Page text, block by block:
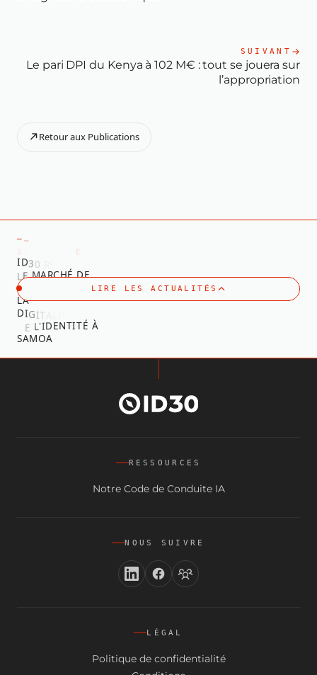
SUIVANT
Le pari DPI du Kenya à 102 M€ : tout se jouera sur
l’appropriation
Retour aux Publications
——
É
ID30
L E MARCHÉ DE
C
LA
DIGIT
E L 'IDENTITÉ À
SAMOA
LIRE LES ACTUALITÉS
RESSOURCES
Notre Code de Conduite IA
NOUS SUIVRE
LÉGAL
Politique de confidentialité